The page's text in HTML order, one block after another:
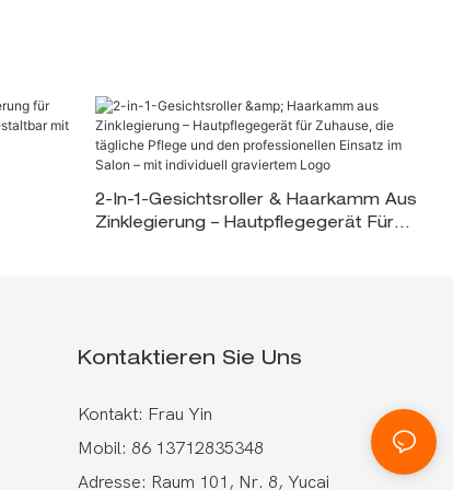
2-In-1-Gesichtsroller & Haarkamm Aus
Zinklegierung – Hautpflegegerät Für
Kontaktieren Sie Uns
Kontakt: Frau Yin
Mobil: 86 13712835348
Adresse: Raum 101, Nr. 8, Yucai